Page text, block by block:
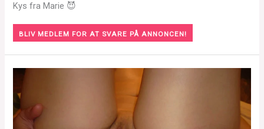
Kys fra Marie 😈
BLIV MEDLEM FOR AT SVARE PÅ ANNONCEN!